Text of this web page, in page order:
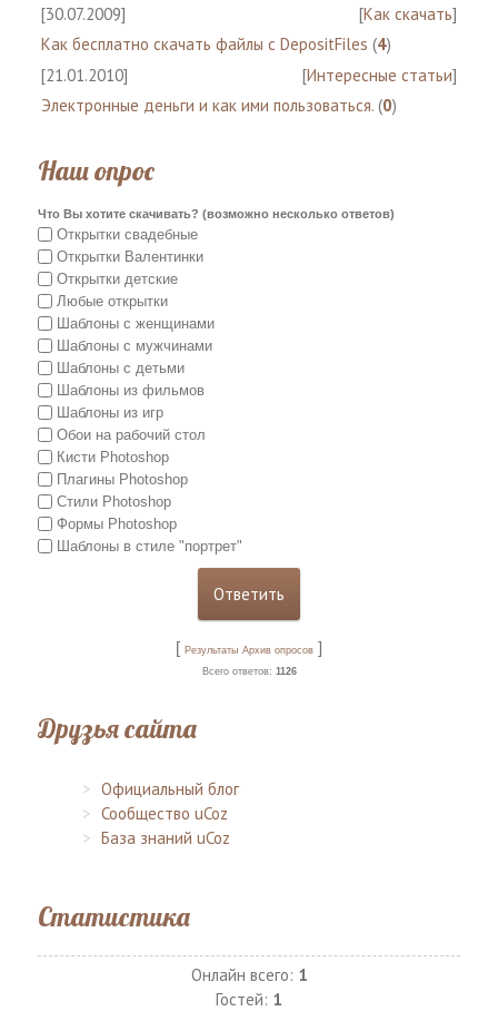
[30.07.2009]
[Как скачать]
Как бесплатно скачать файлы с DepositFiles (4)
[21.01.2010]
[Интересные статьи]
Электронные деньги и как ими пользоваться. (0)
Наш опрос
Что Вы хотите скачивать? (возможно несколько ответов)
Открытки свадебные
Открытки Валентинки
Открытки детские
Любые открытки
Шаблоны с женщинами
Шаблоны с мужчинами
Шаблоны с детьми
Шаблоны из фильмов
Шаблоны из игр
Обои на рабочий стол
Кисти Photoshop
Плагины Photoshop
Стили Photoshop
Формы Photoshop
Шаблоны в стиле "портрет"
[ Результаты Архив опросов ]
Всего ответов: 1126
Друзья сайта
Официальный блог
Сообщество uCoz
База знаний uCoz
Статистика
Онлайн всего: 1
Гостей: 1